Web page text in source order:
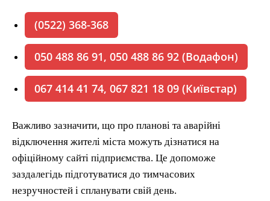
(0522) 368-368
050 488 86 91, 050 488 86 92 (Водафон)
067 414 41 74, 067 821 18 09 (Київстар)
Важливо зазначити, що про планові та аварійні
відключення жителі міста можуть дізнатися на
офіційному сайті підприємства. Це допоможе
заздалегідь підготуватися до тимчасових
незручностей і спланувати свій день.